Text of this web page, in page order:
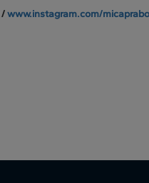
/www.instagram.com/micaprabo